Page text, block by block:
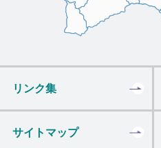
リンク集
サイトマップ